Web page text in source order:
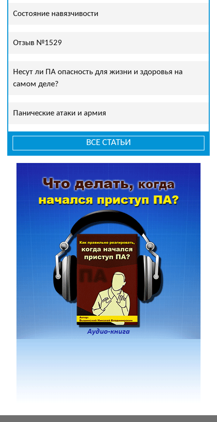
Состояние навязчивости
Отзыв №1529
Несут ли ПА опасность для жизни и здоровья на
самом деле?
Панические атаки и армия
ВСЕ СТАТЬИ